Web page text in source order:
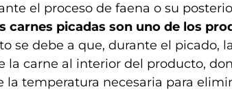
el proceso de faena o su
carnes picadas son uno de los
se debe a que, durante el picado,
la carne al interior del producto,
la temperatura necesaria para